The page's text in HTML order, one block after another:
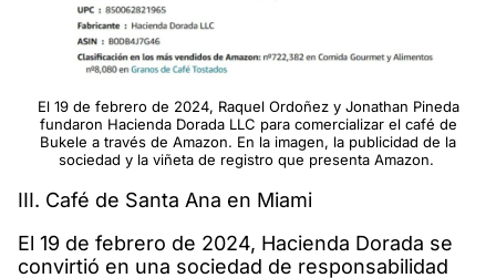
El 19 de febrero de 2024, Raquel Ordoñez y Jonathan Pineda
fundaron Hacienda Dorada LLC para comercializar el café de
Bukele a través de Amazon. En la imagen, la publicidad de la
sociedad y la viñeta de registro que presenta Amazon.
III. Café de Santa Ana en Miami
El 19 de febrero de 2024, Hacienda Dorada se
convirtió en una sociedad de responsabilidad